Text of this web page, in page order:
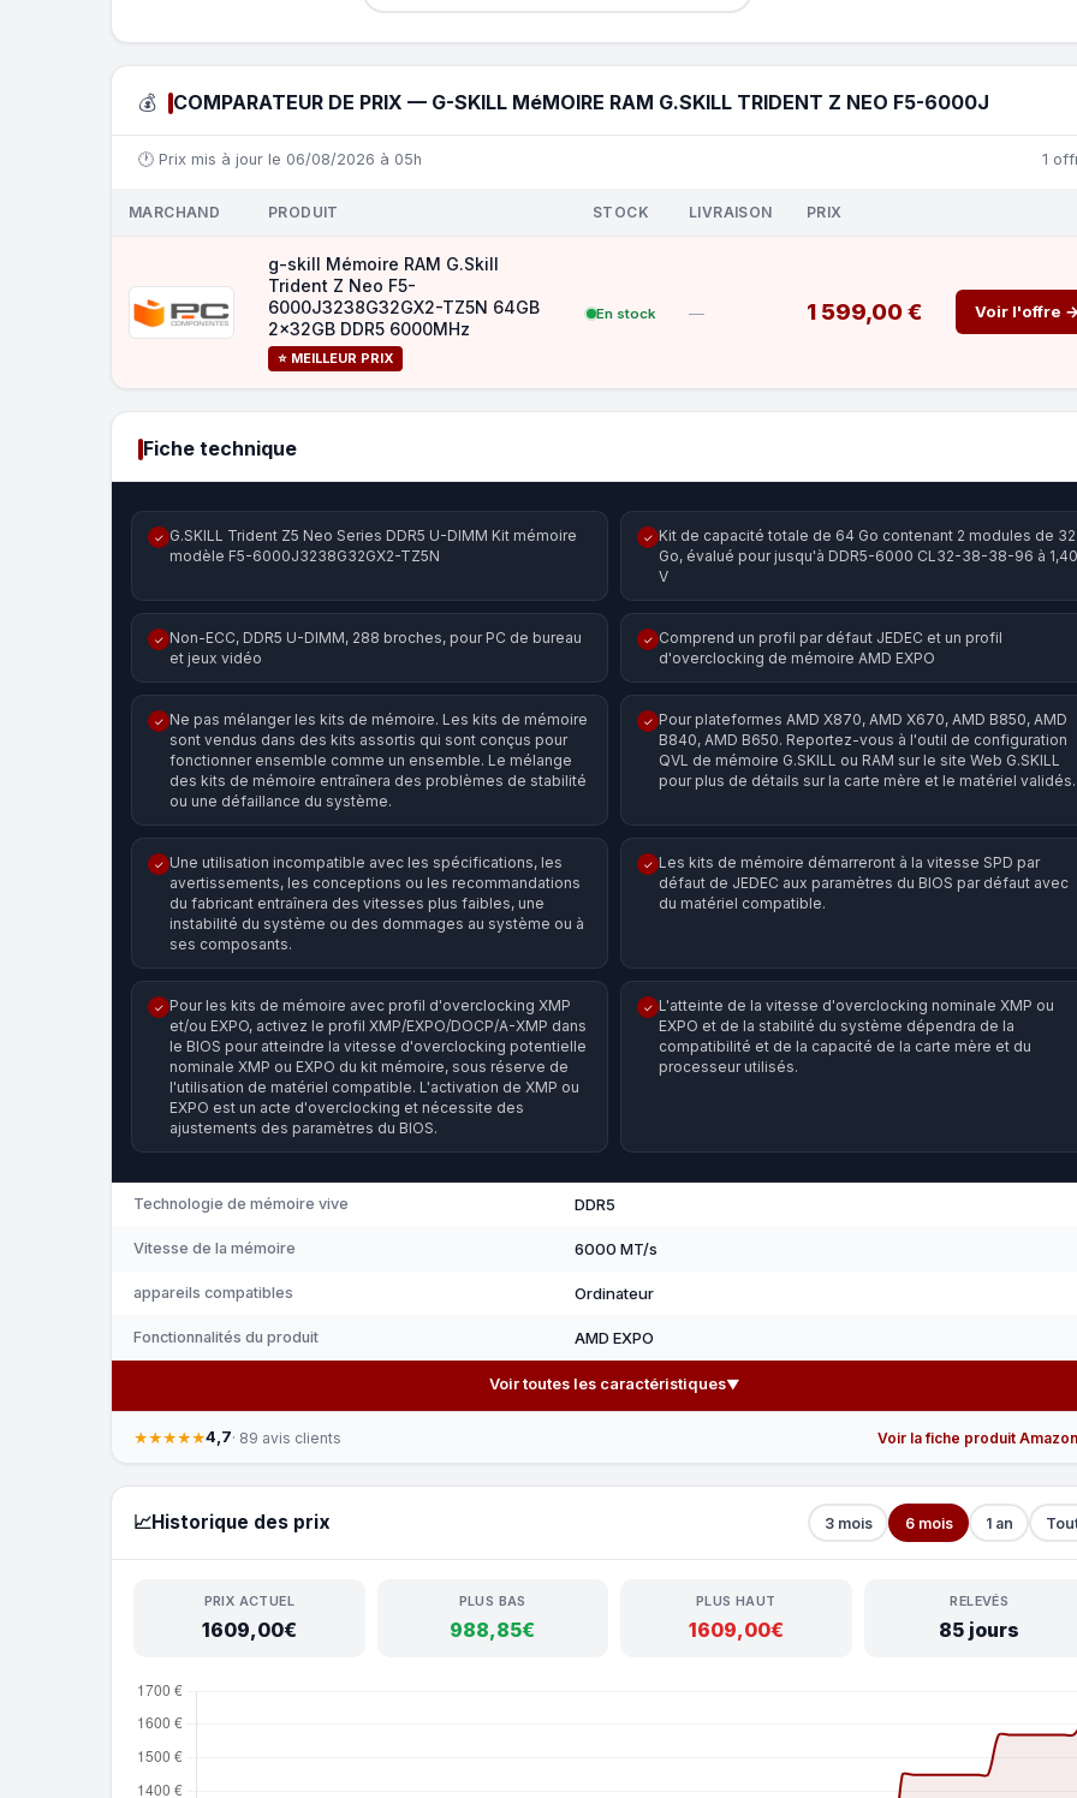
💰 COMPARATEUR DE PRIX — G-SKILL MéMOIRE RAM G.SKILL TRIDENT Z NEO F5-6000J
🕐 Prix mis à jour le 06/08/2026 à 05h 1
MARCHAND PRODUIT STOCK LIVRAISON PRIX
g-skill Mémoire RAM G.Skill
Trident Z Neo F5-
6000J3238G32GX2-TZ5N 64GB
2x32GB DDR5 6000MHz
⭐ MEILLEUR PRIX
En stock — 1 599,00 € Voir l'offre →
Fiche technique
✓ G.SKILL Trident Z5 Neo Series DDR5 U-DIMM Kit mémoire
modèle F5-6000J3238G32GX2-TZ5N
✓ Kit de capacité totale de 64 Go contenant 2 modules de 32
Go, évalué pour jusqu'à DDR5-6000 CL32-38-38-96 à 1,40
V
✓ Non-ECC, DDR5 U-DIMM, 288 broches, pour PC de bureau
et jeux vidéo
✓ Comprend un profil par défaut JEDEC et un profil
d'overclocking de mémoire AMD EXPO
✓ Ne pas mélanger les kits de mémoire. Les kits de mémoire
sont vendus dans des kits assortis qui sont conçus pour
fonctionner ensemble comme un ensemble. Le mélange
des kits de mémoire entraînera des problèmes de stabilité
ou une défaillance du système.
✓ Pour plateformes AMD X870, AMD X670, AMD B850, AMD
B840, AMD B650. Reportez-vous à l'outil de configuration
QVL de mémoire G.SKILL ou RAM sur le site Web G.SKILL
pour plus de détails sur la carte mère et le matériel validés.
✓ Une utilisation incompatible avec les spécifications, les
avertissements, les conceptions ou les recommandations
du fabricant entraînera des vitesses plus faibles, une
instabilité du système ou des dommages au système ou à
ses composants.
✓ Les kits de mémoire démarreront à la vitesse SPD par
défaut de JEDEC aux paramètres du BIOS par défaut avec
du matériel compatible.
✓ Pour les kits de mémoire avec profil d'overclocking XMP
et/ou EXPO, activez le profil XMP/EXPO/DOCP/A-XMP dans
le BIOS pour atteindre la vitesse d'overclocking potentielle
nominale XMP ou EXPO du kit mémoire, sous réserve de
l'utilisation de matériel compatible. L'activation de XMP ou
EXPO est un acte d'overclocking et nécessite des
ajustements des paramètres du BIOS.
✓ L'atteinte de la vitesse d'overclocking nominale XMP ou
EXPO et de la stabilité du système dépendra de la
compatibilité et de la capacité de la carte mère et du
processeur utilisés.
Technologie de mémoire vive DDR5
Vitesse de la mémoire 6000 MT/s
appareils compatibles Ordinateur
Fonctionnalités du produit AMD EXPO
Voir toutes les caractéristiques▼
★★★★★4,7· 89 avis clients Voir la fiche produit
📈Historique des prix 3 mois 6 mois 1 an
PRIX ACTUEL
1609,00€
PLUS BAS
988,85€
PLUS HAUT
1609,00€
RELEVÉS
85 jours